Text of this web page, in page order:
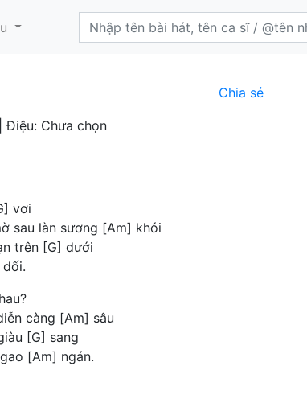
Chia sẻ
| Điệu: Chưa chọn
vơi
sau làn sương [Am] khói
trên [G] dưới
càng [Am] sâu
[G] sang
[Am] ngán.